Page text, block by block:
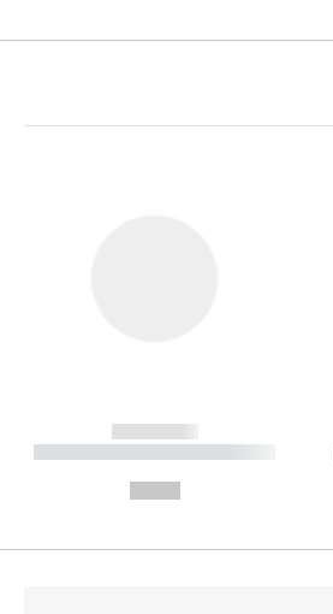
------------
----------- ----------- ----------